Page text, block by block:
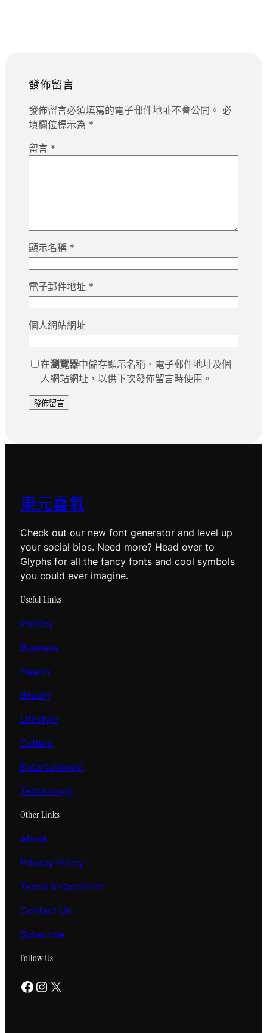
發佈留言
發佈留言必須填寫的電子郵件地址不會公開。 必
填欄位標示為 *
留言 *
顯示名稱 *
電子郵件地址 *
個人網站網址
在瀏覽器中儲存顯示名稱、電子郵件地址及個
人網站網址，以供下次發佈留言時使用。
東元喜氣
Check out our new font generator and level up
your social bios. Need more? Head over to
Glyphs for all the fancy fonts and cool symbols
you could ever imagine.
Useful Links
Politics
Business
Health
Beauty
Lifestyle
Culture
Entertainment
Technology
Other Links
About
Privacy Policy
Terms & Condition
Contact Us
Subscribe
Follow Us
Facebook Instagram X